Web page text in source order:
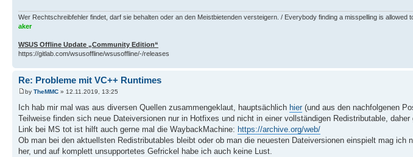
Wer Rechtschreibfehler findet, darf sie behalten oder an den Meistbietenden versteigern. / Everybody finding a misspelling is allowed
aker
WSUS Offline Update „Community Edition“
https://gitlab.com/wsusoffline/wsusoffline/-/releases
Re: Probleme mit VC++ Runtimes
by TheMMC » 12.11.2019, 13:25
Ich hab mir mal was aus diversen Quellen zusammengeklaut, hauptsächlich hier (und aus den nachfolgenen
Teilweise finden sich neue Dateiversionen nur in Hotfixes und nicht in einer vollständigen Redistributable,
Link bei MS tot ist hilft auch gerne mal die WaybackMachine: https://archive.org/web/
Ob man bei den aktuellsten Redistributables bleibt oder ob man die neuesten Dateiversionen einspielt mag
her, und auf komplett unsupportetes Gefrickel habe ich auch keine Lust.